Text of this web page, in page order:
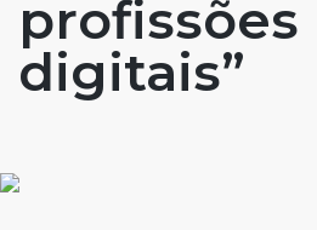
profissões
digitais”